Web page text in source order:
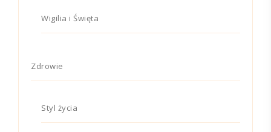
Wigilia i Święta
Zdrowie
Styl życia